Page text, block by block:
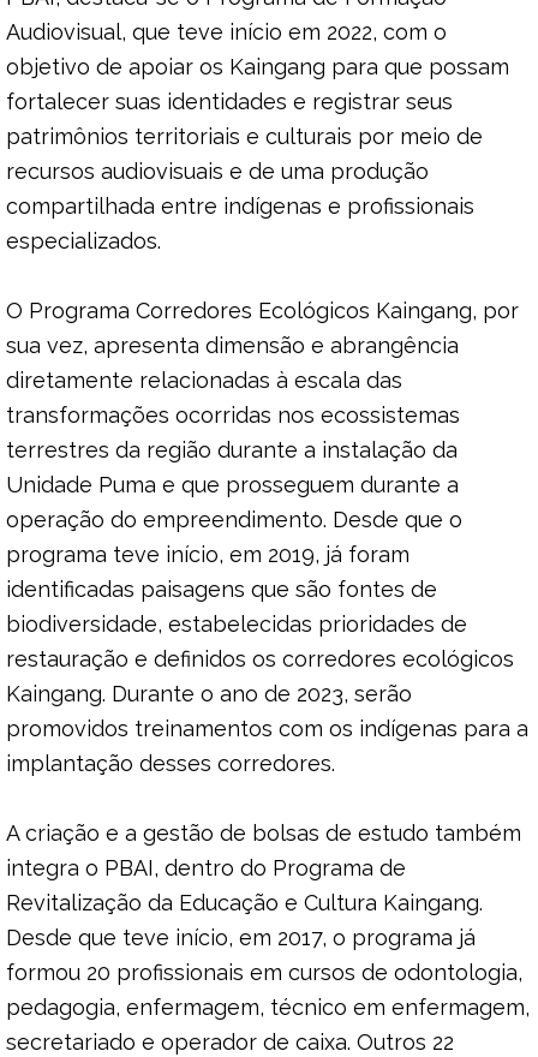
Audiovisual, que teve início em 2022, com o
objetivo de apoiar os Kaingang para que possam
fortalecer suas identidades e registrar seus
patrimônios territoriais e culturais por meio de
recursos audiovisuais e de uma produção
compartilhada entre indígenas e profissionais
especializados.
O Programa Corredores Ecológicos Kaingang, por
sua vez, apresenta dimensão e abrangência
diretamente relacionadas à escala das
transformações ocorridas nos ecossistemas
terrestres da região durante a instalação da
Unidade Puma e que prosseguem durante a
operação do empreendimento. Desde que o
programa teve início, em 2019, já foram
identificadas paisagens que são fontes de
biodiversidade, estabelecidas prioridades de
restauração e definidos os corredores ecológicos
Kaingang. Durante o ano de 2023, serão
promovidos treinamentos com os indígenas para a
implantação desses corredores.
A criação e a gestão de bolsas de estudo também
integra o PBAI, dentro do Programa de
Revitalização da Educação e Cultura Kaingang.
Desde que teve início, em 2017, o programa já
formou 20 profissionais em cursos de odontologia,
pedagogia, enfermagem, técnico em enfermagem,
secretariado e operador de caixa. Outros 22